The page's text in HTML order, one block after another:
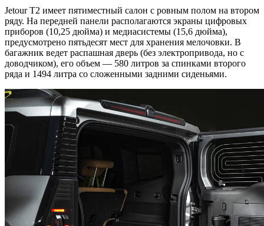
Jetour T2 имеет пятиместный салон с ровным полом на втором
ряду. На передней панели располагаются экраны цифровых
приборов (10,25 дюйма) и медиасистемы (15,6 дюйма),
предусмотрено пятьдесят мест для хранения мелочовки. В
багажник ведет распашная дверь (без электропривода, но с
доводчиком), его объем — 580 литров за спинками второго
ряда и 1494 литра со сложенными задними сиденьями.